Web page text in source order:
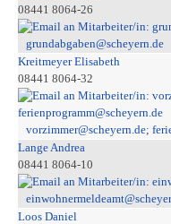
08441 8064-26
grundabgaben@scheyern.de
Kreitmeyer Elisabeth
08441 8064-32
vorzimmer@scheyern.de;
Lange Andrea
08441 8064-10
Loos Daniel